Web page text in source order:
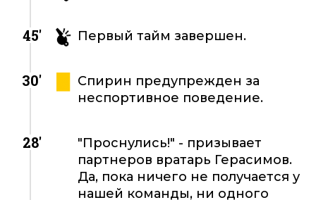
45' Первый тайм завершен.
30'
Спирин предупрежден за
неспортивное поведение.
28'
"Проснулись!" - призывает
партнеров вратарь Герасимов.
Да, пока ничего не получается у
нашей команды, ни одного